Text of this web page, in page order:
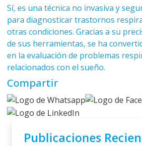
Sí, es una técnica no invasiva y
para diagnosticar trastornos
otras condiciones. Gracias a su
de sus herramientas, se ha
en la evaluación de problemas
relacionados con el sueño.
Compartir
Publicaciones